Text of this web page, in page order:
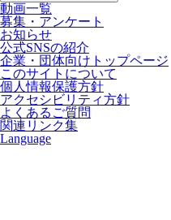
動画一覧
募集・アンケート
お知らせ
公式SNSの紹介
企業・団体向けトップページ
このサイトについて
個人情報保護方針
アクセシビリティ方針
よくあるご質問
関連リンク集
Language